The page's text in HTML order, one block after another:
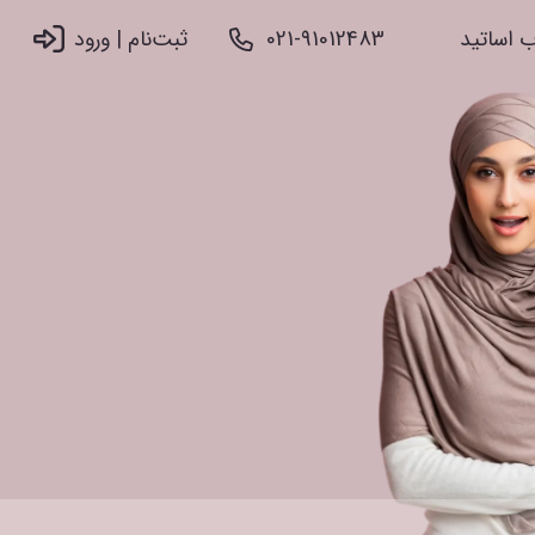
اساتید 021-91012483 ثبت‌نام |‌ ورود